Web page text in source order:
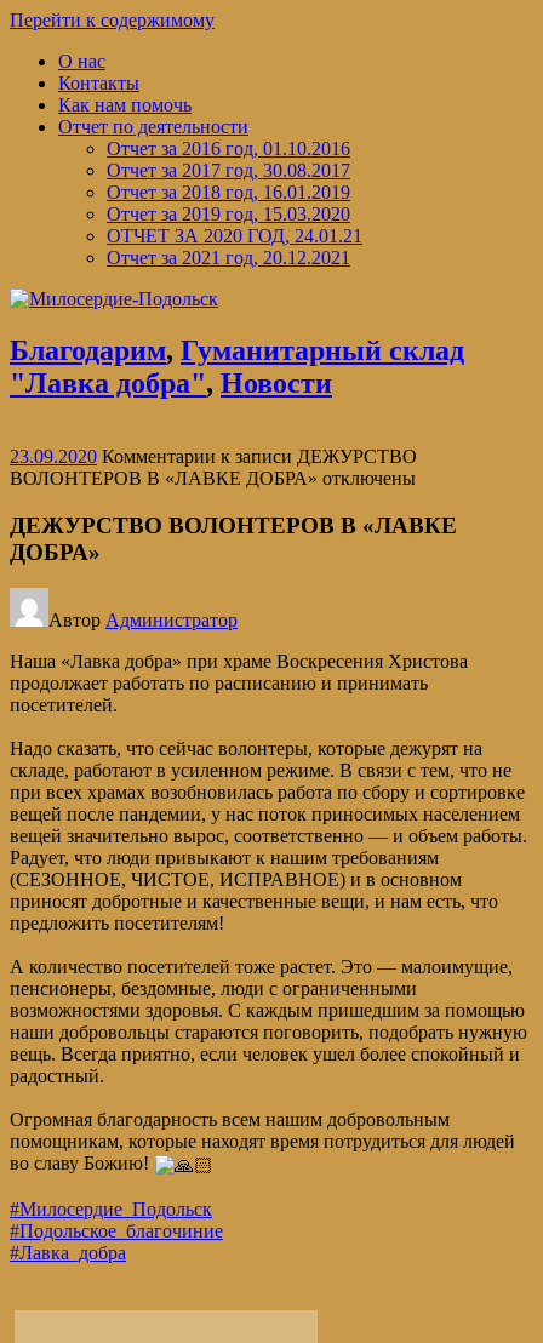
Перейти к содержимому
О нас
Контакты
Как нам помочь
Отчет по деятельности
Отчет за 2016 год, 01.10.2016
Отчет за 2017 год, 30.08.2017
Отчет за 2018 год, 16.01.2019
Отчет за 2019 год, 15.03.2020
ОТЧЕТ ЗА 2020 ГОД, 24.01.21
Отчет за 2021 год, 20.12.2021
Благодарим, Гуманитарный склад
"Лавка добра", Новости
23.09.2020 Комментарии к записи ДЕЖУРСТВО
ВОЛОНТЕРОВ В «ЛАВКЕ ДОБРА» отключены
ДЕЖУРСТВО ВОЛОНТЕРОВ В «ЛАВКЕ
ДОБРА»
Автор Администратор
Наша «Лавка добра» при храме Воскресения Христова
продолжает работать по расписанию и принимать
посетителей.
Надо сказать, что сейчас волонтеры, которые дежурят на
складе, работают в усиленном режиме. В связи с тем, что не
при всех храмах возобновилась работа по сбору и сортировке
вещей после пандемии, у нас поток приносимых населением
вещей значительно вырос, соответственно — и объем работы.
Радует, что люди привыкают к нашим требованиям
(СЕЗОННОЕ, ЧИСТОЕ, ИСПРАВНОЕ) и в основном
приносят добротные и качественные вещи, и нам есть, что
предложить посетителям!
А количество посетителей тоже растет. Это — малоимущие,
пенсионеры, бездомные, люди с ограниченными
возможностями здоровья. С каждым пришедшим за помощью
наши добровольцы стараются поговорить, подобрать нужную
вещь. Всегда приятно, если человек ушел более спокойный и
радостный.
Огромная благодарность всем нашим добровольным
помощникам, которые находят время потрудиться для людей
во славу Божию!
#Милосердие_Подольск
#Подольское_благочиние
#Лавка_добра